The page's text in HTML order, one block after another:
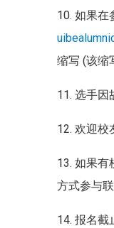
10. 如果
缩写 (该缩
11. 选手因
12. 欢迎校
13. 如果
方式参与
14. 报名